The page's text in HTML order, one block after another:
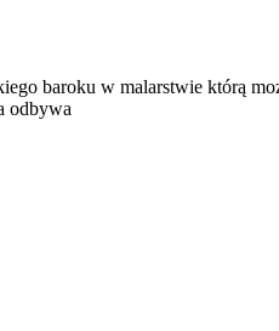
baroku w malarstwie którą
odbywa